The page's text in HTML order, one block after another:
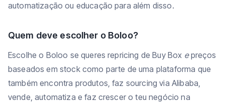
automatização ou educação para além disso.
Quem deve escolher o Boloo?
Escolhe o Boloo se queres repricing de Buy Box epreços
baseados em stock como parte de uma plataforma que
também encontra produtos, faz sourcing via Alibaba,
vende, automatiza e faz crescer o teu negócio na